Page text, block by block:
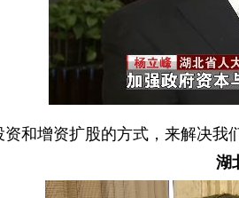
和增资扩股的方式，来解决我
湖